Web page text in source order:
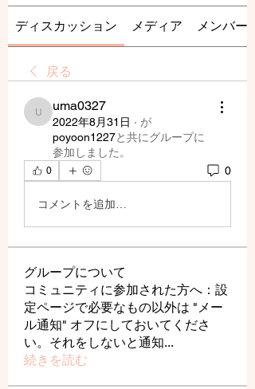
ディスカッション メディア メンバー
戻る
uma0327
uma0327
2022年8月31日 · が
poyoon1227と共にグループに
参加しました 。
0 0
コメントを追加…
グループについて
コミュニティに参加された方へ：設
定ページで必要なもの以外は "メー
ル通知" オフにしておいてくださ
い。それをしないと通知...
続きを読む